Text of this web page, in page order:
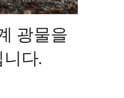
광물을
다.